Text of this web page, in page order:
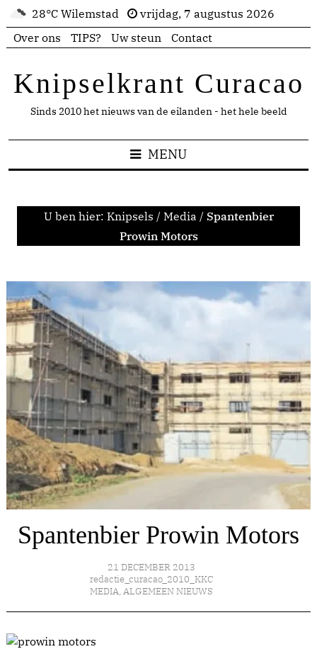
28°C Wilemstad
vrijdag, 7 augustus 2026
Over ons
TIPS? Uw steun Contact
Knipselkrant Curacao
Sinds 2010 het nieuws van de eilanden - het hele beeld
MENU
U ben hier: Knipsels / Media / Spantenbier
Prowin Motors
Spantenbier Prowin Motors
21 DECEMBER 2013
redactie_curacao_2010_KKC
MEDIA, ALGEMEEN NIEUWS